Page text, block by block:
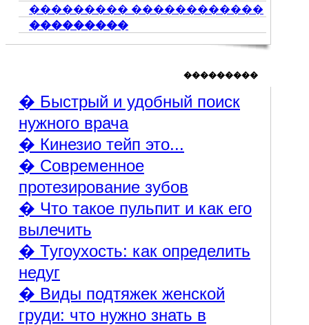
��������� ������������
���������
���������
� Быстрый и удобный поиск
нужного врача
� Кинезио тейп это...
� Современное
протезирование зубов
� Что такое пульпит и как его
вылечить
� Тугоухость: как определить
недуг
� Виды подтяжек женской
груди: что нужно знать в